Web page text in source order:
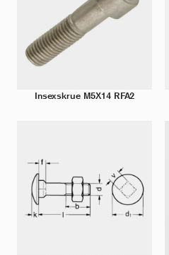
Insexskrue M5X14 RFA2